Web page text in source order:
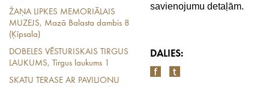
ŽAŅA LIPKES MEMORIĀLAIS
MUZEJS, Mazā Balasta dambis 8
(Ķīpsala)
DOBELES VĒSTURISKAIS TIRGUS
LAUKUMS, Tirgus laukums 1
SKATU TERASE AR PAVILJONU
savienojumu detaļām.
DALIES: